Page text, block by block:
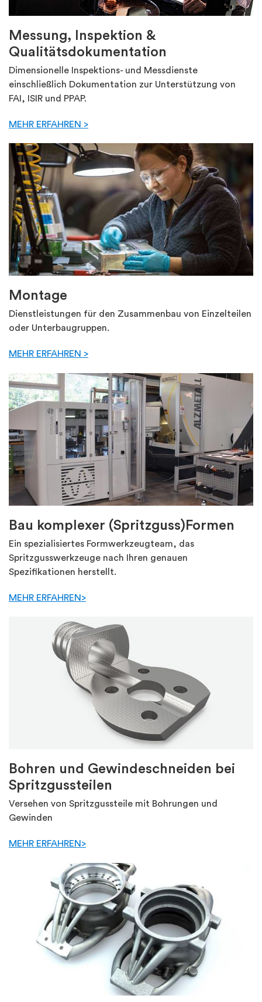
Messung, Inspektion &
Qualitätsdokumentation
Dimensionelle Inspektions- und Messdienste
einschließlich Dokumentation zur Unterstützung von
FAI, ISIR und PPAP.
MEHR ERFAHREN >
Montage
Dienstleistungen für den Zusammenbau von Einzelteilen
oder Unterbaugruppen.
MEHR ERFAHREN >
Bau komplexer (Spritzguss)Formen
Ein spezialisiertes Formwerkzeugteam, das
Spritzgusswerkzeuge nach Ihren genauen
Spezifikationen herstellt.
MEHR ERFAHREN>
Bohren und Gewindeschneiden bei
Spritzgussteilen
Versehen von Spritzgussteile mit Bohrungen und
Gewinden
MEHR ERFAHREN>